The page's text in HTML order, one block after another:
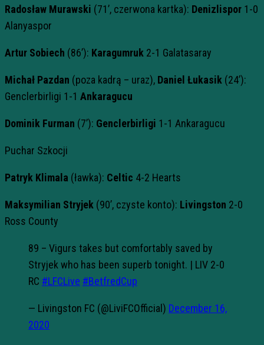
Radosław Murawski (71’, czerwona kartka): Denizlispor 1-0
Alanyaspor
Artur Sobiech (86’): Karagumruk 2-1 Galatasaray
Michał Pazdan (poza kadrą – uraz), Daniel Łukasik (24’):
Genclerbirligi 1-1 Ankaragucu
Dominik Furman (7’): Genclerbirligi 1-1 Ankaragucu
Puchar Szkocji
Patryk Klimala (ławka): Celtic 4-2 Hearts
Maksymilian Stryjek (90’, czyste konto): Livingston 2-0
Ross County
89 – Vigurs takes but comfortably saved by
Stryjek who has been superb tonight. | LIV 2-0
RC #LFCLive #BetfredCup
— Livingston FC (@LiviFCOfficial) December 16,
2020